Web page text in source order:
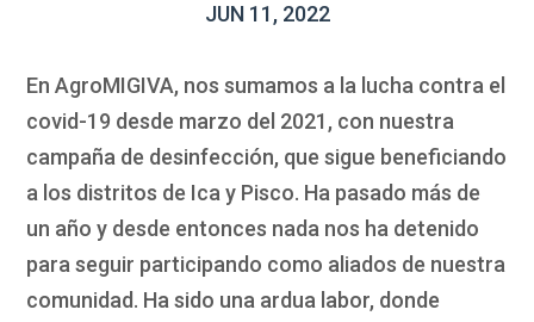
JUN 11, 2022
En AgroMIGIVA, nos sumamos a la lucha contra el
covid-19 desde marzo del 2021, con nuestra
campaña de desinfección, que sigue beneficiando
a los distritos de Ica y Pisco. Ha pasado más de
un año y desde entonces nada nos ha detenido
para seguir participando como aliados de nuestra
comunidad. Ha sido una ardua labor, donde